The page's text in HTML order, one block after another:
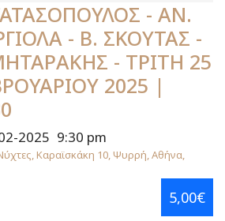
- ΑΝ.
- Β. ΣΚΟΥΤΑΣ -
- ΤΡΙΤΗ 25
2025 |
2025 9:30 pm
Καραϊσκάκη 10, Ψυρρή, Αθήνα,
5,00€